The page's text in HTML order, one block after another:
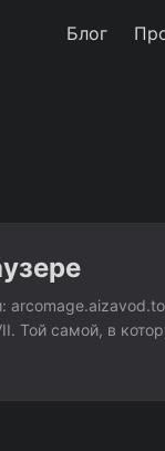
Блог
Той самой, в
дуэль двух